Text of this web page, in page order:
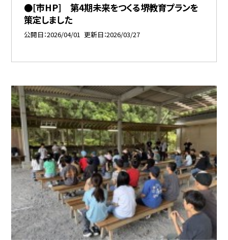
●[市HP] 第4期未来をつくる堺教育プランを
策定しました
公開日 2026/04/01 更新日 2026/03/27